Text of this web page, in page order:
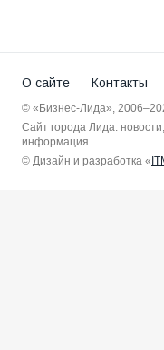
О сайте Контакты
© «Бизнес-Лида»,
Сайт города Лида:
информация.
© Дизайн и разработка «